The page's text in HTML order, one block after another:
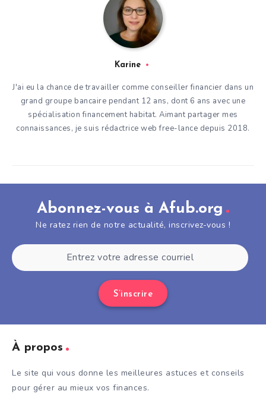
Karine
J'ai eu la chance de travailler comme conseiller financier dans un
grand groupe bancaire pendant 12 ans, dont 6 ans avec une
spécialisation financement habitat. Aimant partager mes
connaissances, je suis rédactrice web free-lance depuis 2018.
Abonnez-vous à Afub.org
Ne ratez rien de notre actualité, inscrivez-vous !
S’inscrire
À propos
Le site qui vous donne les meilleures astuces et conseils
pour gérer au mieux vos finances.